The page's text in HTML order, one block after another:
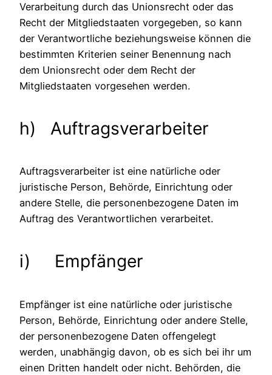
Verarbeitung durch das Unionsrecht oder das
Recht der Mitgliedstaaten vorgegeben, so kann
der Verantwortliche beziehungsweise können die
bestimmten Kriterien seiner Benennung nach
dem Unionsrecht oder dem Recht der
Mitgliedstaaten vorgesehen werden.
h) Auftragsverarbeiter
Auftragsverarbeiter ist eine natürliche oder
juristische Person, Behörde, Einrichtung oder
andere Stelle, die personenbezogene Daten im
Auftrag des Verantwortlichen verarbeitet.
i) Empfänger
Empfänger ist eine natürliche oder juristische
Person, Behörde, Einrichtung oder andere Stelle,
der personenbezogene Daten offengelegt
werden, unabhängig davon, ob es sich bei ihr um
einen Dritten handelt oder nicht. Behörden, die